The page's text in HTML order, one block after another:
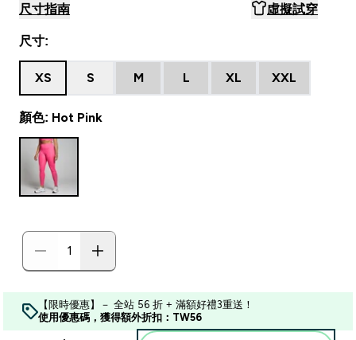
尺寸指南 虛擬試穿
尺寸:
XS S M L XL XXL
顏色: Hot Pink
【限時優惠】－ 全站 56 折 + 滿額好禮3重送！
使用優惠碼，獲得額外折扣：TW56